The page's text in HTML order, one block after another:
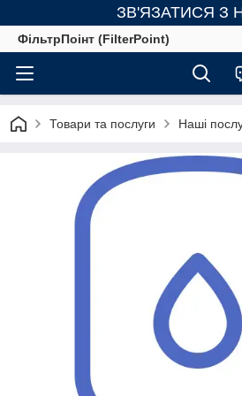
ЗВ'ЯЗАТИСЯ З
ФільтрПоінт (FilterPoint)
Товари та послуги Наші